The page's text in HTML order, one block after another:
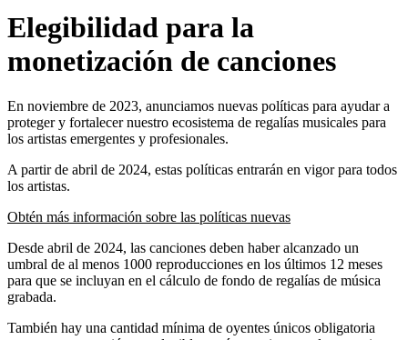
Elegibilidad para la
monetización de canciones
En noviembre de 2023, anunciamos nuevas políticas para ayudar a
proteger y fortalecer nuestro ecosistema de regalías musicales para
los artistas emergentes y profesionales.
A partir de abril de 2024, estas políticas entrarán en vigor para todos
los artistas.
Obtén más información sobre las políticas nuevas
Desde abril de 2024, las canciones deben haber alcanzado un
umbral de al menos 1000 reproducciones en los últimos 12 meses
para que se incluyan en el cálculo de fondo de regalías de música
grabada.
También hay una cantidad mínima de oyentes únicos obligatoria